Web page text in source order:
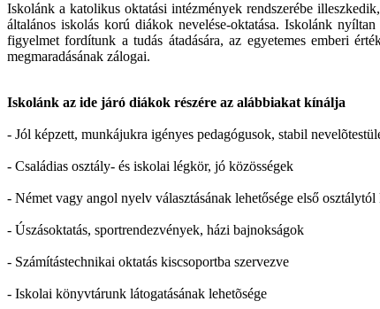
Iskolánk a katolikus oktatási intézmények rendszerébe
általános iskolás korú diákok nevelése-oktatása. Iskolánk
figyelmet fordítunk a tudás átadására, az egyetemes emberi
megmaradásának zálogai.
Iskolánk az ide járó diákok részére az alábbiakat kínálja
- Jól képzett, munkájukra igényes pedagógusok, stabil
- Családias osztály- és iskolai légkör, jó közösségek
- Német vagy angol nyelv választásának lehetősége első
- Úszásoktatás, sportrendezvények, házi bajnokságok
- Számítástechnikai oktatás kiscsoportba szervezve
- Iskolai könyvtárunk látogatásának lehetõsége